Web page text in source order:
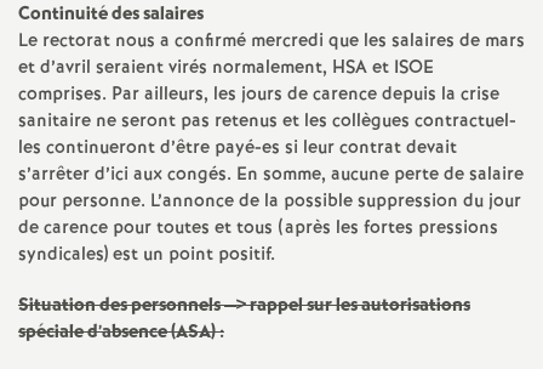
Continuité des salaires
Le rectorat nous a confirmé mercredi que les salaires de mars
et d’avril seraient virés normalement, HSA et ISOE
comprises. Par ailleurs, les jours de carence depuis la crise
sanitaire ne seront pas retenus et les collègues contractuel-
les continueront d’être payé-es si leur contrat devait
s’arrêter d’ici aux congés. En somme, aucune perte de salaire
pour personne. L’annonce de la possible suppression du jour
de carence pour toutes et tous (après les fortes pressions
syndicales) est un point positif.
Situation des personnels —> rappel sur les autorisations
spéciale d’absence (ASA) :